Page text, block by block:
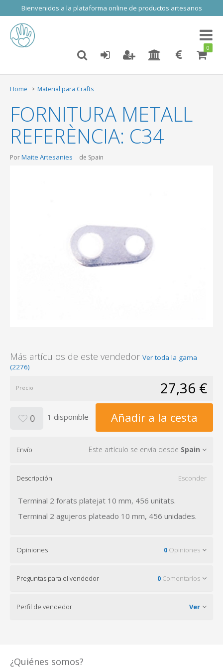
Bienvenidos a la plataforma online de productos artesanos
Toggle
0
Home Material para Crafts
FORNITURA METALL
REFERÈNCIA: C34
PorMaite Artesanies de Spain
Más artículos de este vendedor Ver toda la gama
(2276)
Precio 27,36 €
0 1 disponible Añadir a la cesta
Envío Este artículo se envía desde Spain
Descripción Esconder
Terminal 2 forats platejat 10 mm, 456 unitats.
Terminal 2 agujeros plateado 10 mm, 456 unidades.
Opiniones 0 Opiniones
Preguntas para el vendedor 0 Comentarios
Perfil de vendedor Ver
¿Quiénes somos?